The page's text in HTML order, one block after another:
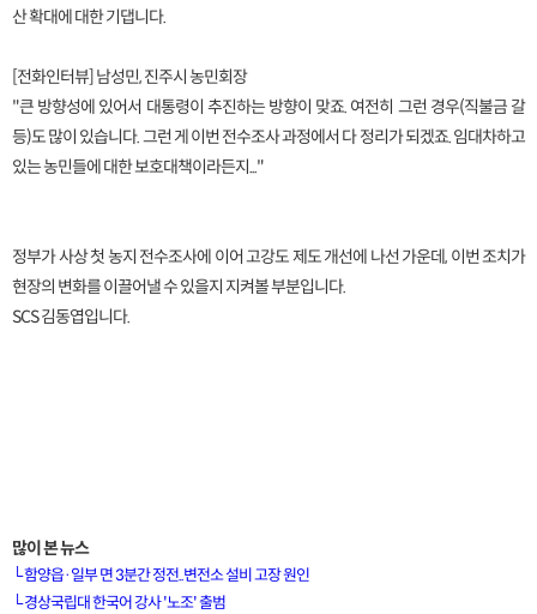
산 확대에 대한 기댑니다.
[전화인터뷰] 남성민, 진주시 농민회장
"큰 방향성에 있어서 대통령이 추진하는 방향이 맞죠. 여전히 그런 경우(직불금 갈
등)도 많이 있습니다. 그런 게 이번 전수조사 과정에서 다 정리가 되겠죠. 임대차하고
있는 농민들에 대한 보호대책이라든지..."
정부가 사상 첫 농지 전수조사에 이어 고강도 제도 개선에 나선 가운데, 이번 조치가
현장의 변화를 이끌어낼 수 있을지 지켜볼 부분입니다.
SCS 김동엽입니다.
많이 본 뉴스
└함양읍·일부 면 3분간 정전..변전소 설비 고장 원인
└경상국립대 한국어 강사 '노조' 출범
[VOD공지] 청춘초이스 이용금액 변경 안내